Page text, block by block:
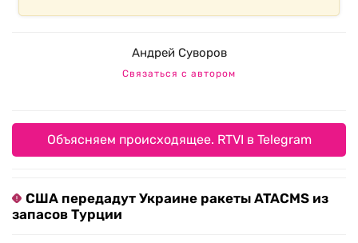
Андрей Суворов
Связаться с автором
Объясняем происходящее. RTVI в Telegram
США передадут Украине ракеты ATACMS из
запасов Турции